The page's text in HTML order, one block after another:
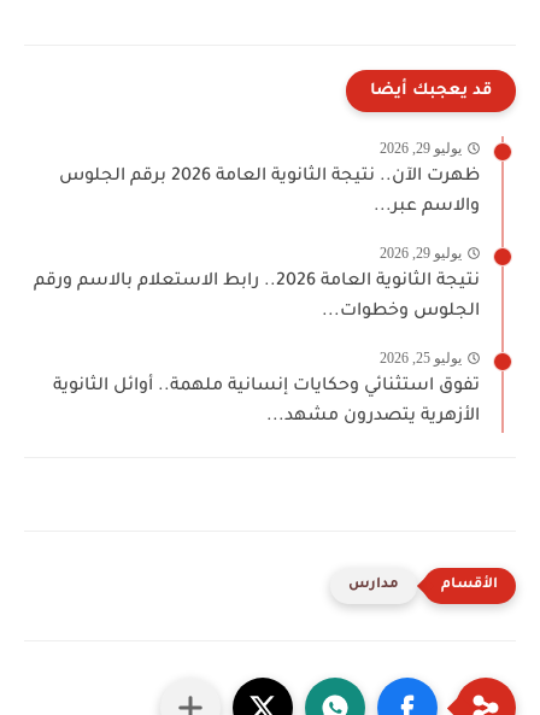
قد يعجبك أيضا
يوليو 29, 2026
ظهرت الآن.. نتيجة الثانوية العامة 2026 برقم الجلوس
والاسم عبر...
يوليو 29, 2026
نتيجة الثانوية العامة 2026.. رابط الاستعلام بالاسم ورقم
الجلوس وخطوات...
يوليو 25, 2026
تفوق استثنائي وحكايات إنسانية ملهمة.. أوائل الثانوية
الأزهرية يتصدرون مشهد...
مدارس